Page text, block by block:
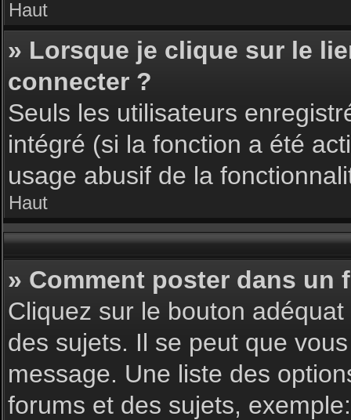
Haut
» Lorsque je clique sur le
connecter ?
Seuls les utilisateurs
intégré (si la fonction a été
usage abusif de la
Haut
» Comment poster dans un
Cliquez sur le bouton
des sujets. Il se peut que
message. Une liste des
forums et des sujets,